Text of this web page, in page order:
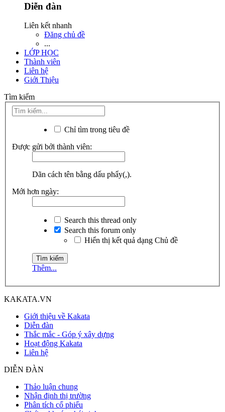
Diễn đàn
Liên kết nhanh
Đăng chủ đề
...
LỚP HỌC
Thành viên
Liên hệ
Giới Thiệu
Tìm kiếm
Chỉ tìm trong tiêu đề
Được gửi bởi thành viên:
Dãn cách tên bằng dấu phẩy(,).
Mới hơn ngày:
Search this thread only
Search this forum only
Hiển thị kết quả dạng Chủ đề
Thêm...
KAKATA.VN
Giới thiệu về Kakata
Diễn đàn
Thắc mắc - Góp ý xây dựng
Hoạt động Kakata
Liên hệ
DIỄN ĐÀN
Thảo luận chung
Nhận định thị trường
Phân tích cổ phiếu